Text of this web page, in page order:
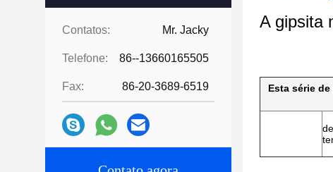
Contatos: Mr. Jacky
Telefone: 86--13660165505
Fax: 86-20-3689-6519
A gipsita
Esta série